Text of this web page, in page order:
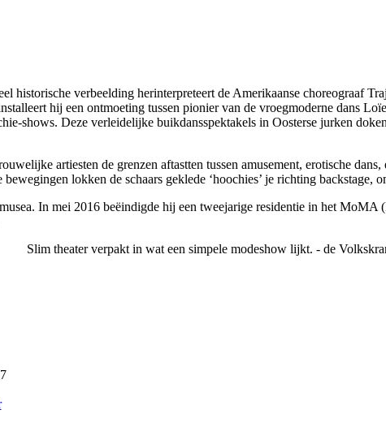
historische verbeelding herinterpreteert de Amerikaanse choreograaf
hij een ontmoeting tussen pionier van de vroegmoderne dans
shows. Deze verleidelijke buikdansspektakels in Oosterse jurken
artiesten de grenzen aftastten tussen amusement, erotische
lokken de schaars geklede ‘hoochies’ je richting backstage,
In mei 2016 beëindigde hij een tweejarige residentie in het
Slim theater verpakt in wat een simpele modeshow lijkt. - de